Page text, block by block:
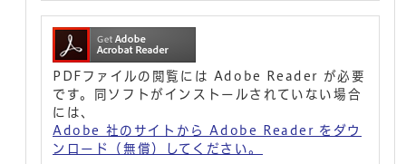
PDFファイルの閲覧には Adobe Reader が必要
です。同ソフトがインストールされていない場合
には、
Adobe 社のサイトから Adobe Reader をダウ
ンロード（無償）してください。